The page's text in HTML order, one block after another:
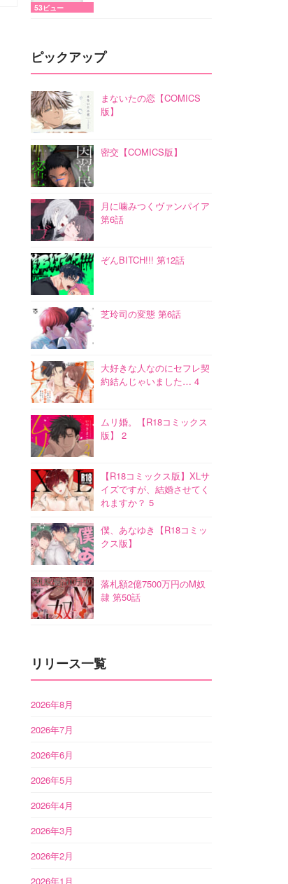
53ビュー
ピックアップ
まないたの恋【COMICS
版】
密交【COMICS版】
月に噛みつくヴァンパイア
第6話
ぞんBITCH!!! 第12話
芝玲司の変態 第6話
大好きな人なのにセフレ契
約結んじゃいました… 4
ムリ婚。【R18コミックス
版】 2
【R18コミックス版】XLサ
イズですが、結婚させてく
れますか？ 5
僕、あなゆき【R18コミッ
クス版】
落札額2億7500万円のM奴
隷 第50話
リリース一覧
2026年8月
2026年7月
2026年6月
2026年5月
2026年4月
2026年3月
2026年2月
2026年1月